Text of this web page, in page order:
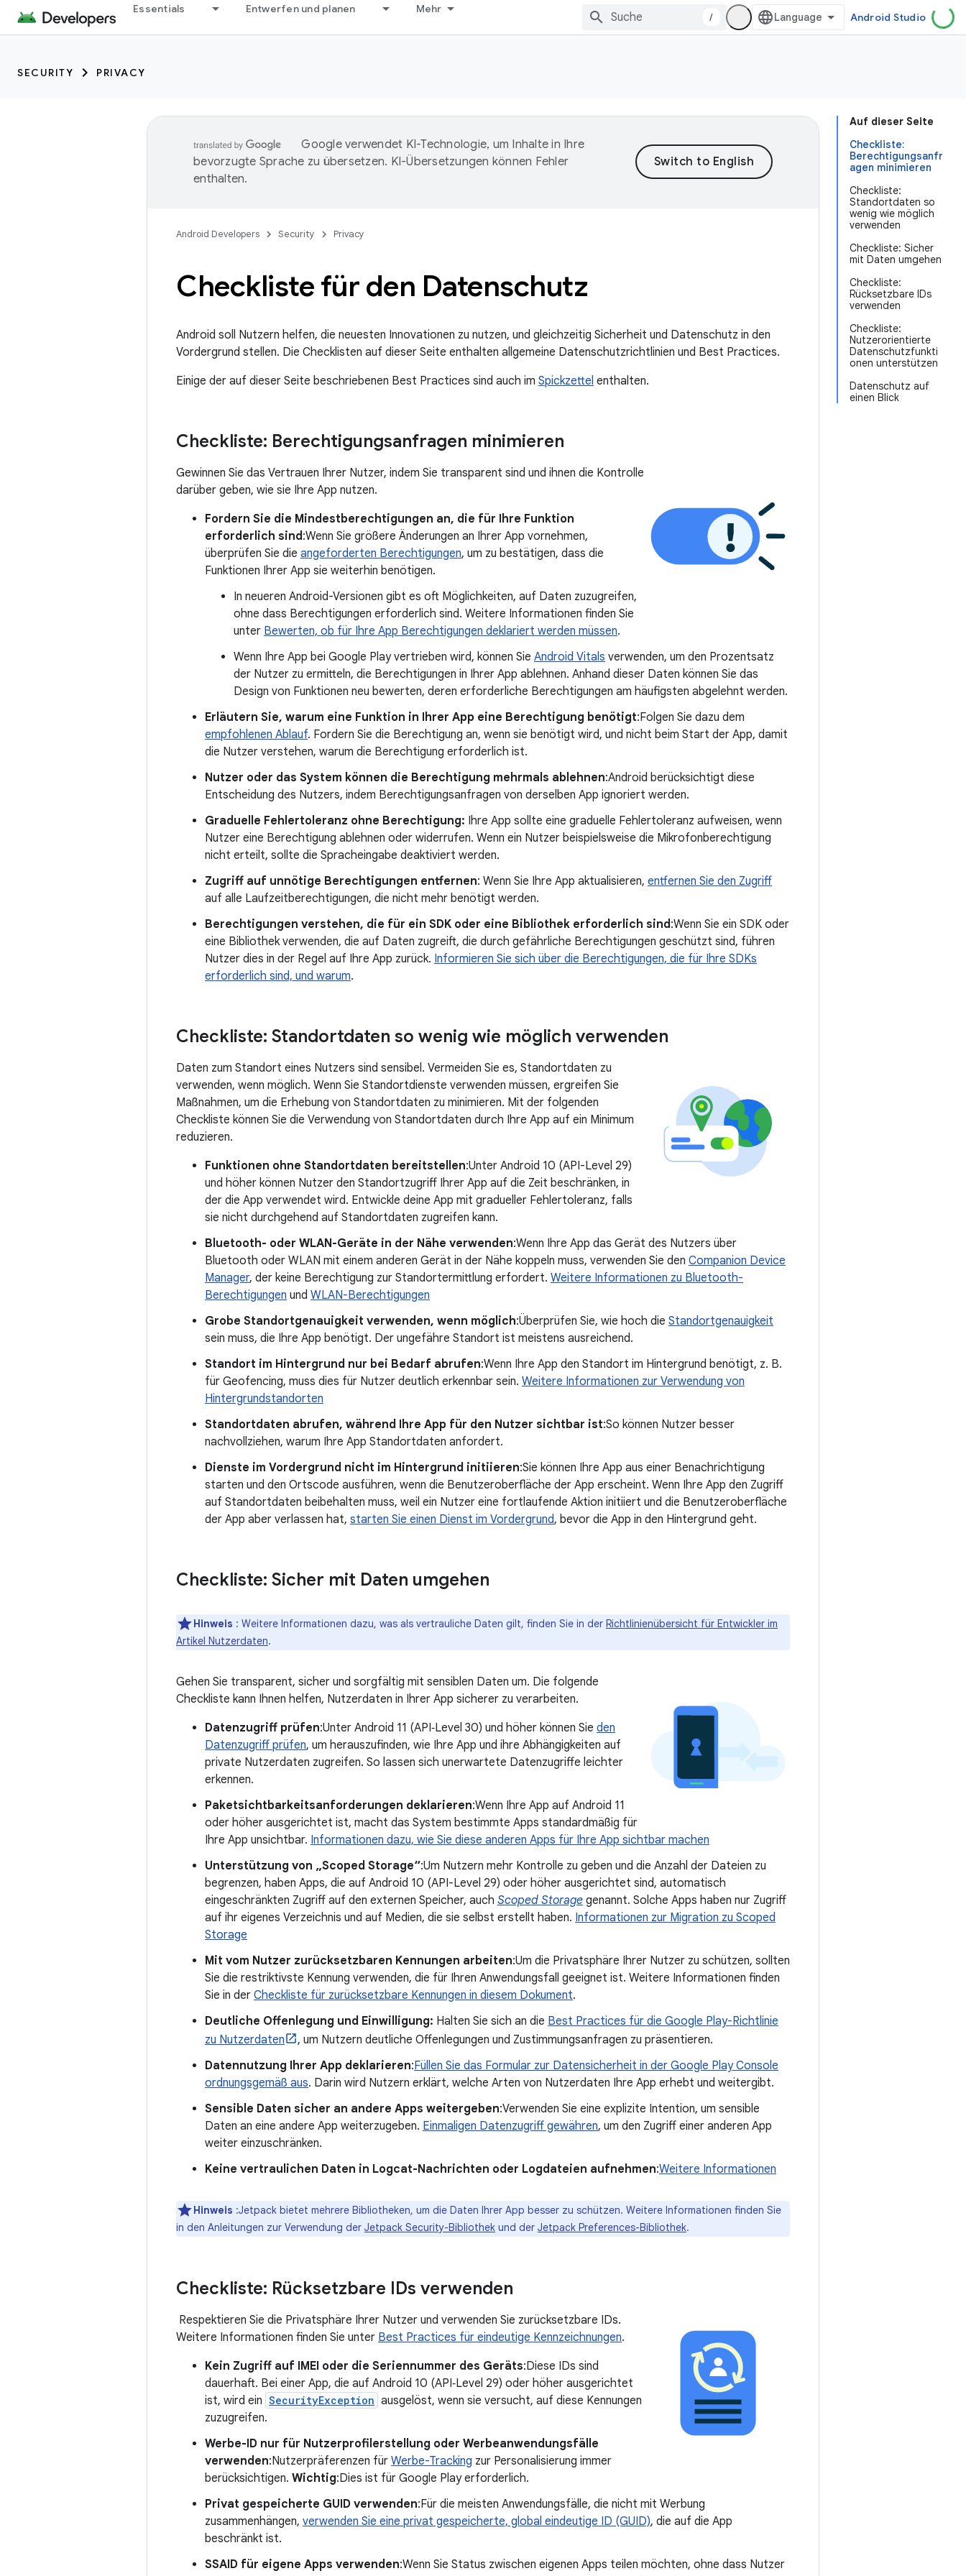
Essentials Entwerfen und planen Mehr
/ Android Studio
SECURITY PRIVACY
Auf dieser Seite
Checkliste:
Berechtigungsanfr
agen minimieren
Checkliste:
Standortdaten so
wenig wie möglich
verwenden
Checkliste: Sicher
mit Daten umgehen
Checkliste:
Rücksetzbare IDs
verwenden
Checkliste:
Nutzerorientierte
Datenschutzfunkti
onen unterstützen
Datenschutz auf
einen Blick
Google verwendet KI-Technologie, um Inhalte in Ihre
bevorzugte Sprache zu übersetzen. KI-Übersetzungen können Fehler
enthalten.
Android Developers Security Privacy
Checkliste für den Datenschutz
Android soll Nutzern helfen, die neuesten Innovationen zu nutzen, und gleichzeitig Sicherheit und Datenschutz in den
Vordergrund stellen. Die Checklisten auf dieser Seite enthalten allgemeine Datenschutzrichtlinien und Best Practices.
Einige der auf dieser Seite beschriebenen Best Practices sind auch im Spickzettel enthalten.
Checkliste: Berechtigungsanfragen minimieren
Gewinnen Sie das Vertrauen Ihrer Nutzer, indem Sie transparent sind und ihnen die Kontrolle
darüber geben, wie sie Ihre App nutzen.
Fordern Sie die Mindestberechtigungen an, die für Ihre Funktion
erforderlich sind:Wenn Sie größere Änderungen an Ihrer App vornehmen,
überprüfen Sie die angeforderten Berechtigungen, um zu bestätigen, dass die
Funktionen Ihrer App sie weiterhin benötigen.
In neueren Android-Versionen gibt es oft Möglichkeiten, auf Daten zuzugreifen,
ohne dass Berechtigungen erforderlich sind. Weitere Informationen finden Sie
unter Bewerten, ob für Ihre App Berechtigungen deklariert werden müssen.
Wenn Ihre App bei Google Play vertrieben wird, können Sie Android Vitals verwenden, um den Prozentsatz
der Nutzer zu ermitteln, die Berechtigungen in Ihrer App ablehnen. Anhand dieser Daten können Sie das
Design von Funktionen neu bewerten, deren erforderliche Berechtigungen am häufigsten abgelehnt werden.
Erläutern Sie, warum eine Funktion in Ihrer App eine Berechtigung benötigt:Folgen Sie dazu dem
empfohlenen Ablauf. Fordern Sie die Berechtigung an, wenn sie benötigt wird, und nicht beim Start der App, damit
die Nutzer verstehen, warum die Berechtigung erforderlich ist.
Nutzer oder das System können die Berechtigung mehrmals ablehnen:Android berücksichtigt diese
Entscheidung des Nutzers, indem Berechtigungsanfragen von derselben App ignoriert werden.
Graduelle Fehlertoleranz ohne Berechtigung: Ihre App sollte eine graduelle Fehlertoleranz aufweisen, wenn
Nutzer eine Berechtigung ablehnen oder widerrufen. Wenn ein Nutzer beispielsweise die Mikrofonberechtigung
nicht erteilt, sollte die Spracheingabe deaktiviert werden.
Zugriff auf unnötige Berechtigungen entfernen: Wenn Sie Ihre App aktualisieren, entfernen Sie den Zugriff
auf alle Laufzeitberechtigungen, die nicht mehr benötigt werden.
Berechtigungen verstehen, die für ein SDK oder eine Bibliothek erforderlich sind:Wenn Sie ein SDK oder
eine Bibliothek verwenden, die auf Daten zugreift, die durch gefährliche Berechtigungen geschützt sind, führen
Nutzer dies in der Regel auf Ihre App zurück. Informieren Sie sich über die Berechtigungen, die für Ihre SDKs
erforderlich sind, und warum.
Checkliste: Standortdaten so wenig wie möglich verwenden
Daten zum Standort eines Nutzers sind sensibel. Vermeiden Sie es, Standortdaten zu
verwenden, wenn möglich. Wenn Sie Standortdienste verwenden müssen, ergreifen Sie
Maßnahmen, um die Erhebung von Standortdaten zu minimieren. Mit der folgenden
Checkliste können Sie die Verwendung von Standortdaten durch Ihre App auf ein Minimum
reduzieren.
Funktionen ohne Standortdaten bereitstellen:Unter Android 10 (API-Level 29)
und höher können Nutzer den Standortzugriff Ihrer App auf die Zeit beschränken, in
der die App verwendet wird. Entwickle deine App mit gradueller Fehlertoleranz, falls
sie nicht durchgehend auf Standortdaten zugreifen kann.
Bluetooth- oder WLAN-Geräte in der Nähe verwenden:Wenn Ihre App das Gerät des Nutzers über
Bluetooth oder WLAN mit einem anderen Gerät in der Nähe koppeln muss, verwenden Sie den Companion Device
Manager, der keine Berechtigung zur Standortermittlung erfordert. Weitere Informationen zu Bluetooth-
Berechtigungen und WLAN-Berechtigungen
Grobe Standortgenauigkeit verwenden, wenn möglich:Überprüfen Sie, wie hoch die Standortgenauigkeit
sein muss, die Ihre App benötigt. Der ungefähre Standort ist meistens ausreichend.
Standort im Hintergrund nur bei Bedarf abrufen:Wenn Ihre App den Standort im Hintergrund benötigt, z. B.
für Geofencing, muss dies für Nutzer deutlich erkennbar sein. Weitere Informationen zur Verwendung von
Hintergrundstandorten
Standortdaten abrufen, während Ihre App für den Nutzer sichtbar ist:So können Nutzer besser
nachvollziehen, warum Ihre App Standortdaten anfordert.
Dienste im Vordergrund nicht im Hintergrund initiieren:Sie können Ihre App aus einer Benachrichtigung
starten und den Ortscode ausführen, wenn die Benutzeroberfläche der App erscheint. Wenn Ihre App den Zugriff
auf Standortdaten beibehalten muss, weil ein Nutzer eine fortlaufende Aktion initiiert und die Benutzeroberfläche
der App aber verlassen hat, starten Sie einen Dienst im Vordergrund, bevor die App in den Hintergrund geht.
Checkliste: Sicher mit Daten umgehen
Hinweis : Weitere Informationen dazu, was als vertrauliche Daten gilt, finden Sie in der Richtlinienübersicht für Entwickler im
Artikel Nutzerdaten.
Gehen Sie transparent, sicher und sorgfältig mit sensiblen Daten um. Die folgende
Checkliste kann Ihnen helfen, Nutzerdaten in Ihrer App sicherer zu verarbeiten.
Datenzugriff prüfen:Unter Android 11 (API‑Level 30) und höher können Sie den
Datenzugriff prüfen, um herauszufinden, wie Ihre App und ihre Abhängigkeiten auf
private Nutzerdaten zugreifen. So lassen sich unerwartete Datenzugriffe leichter
erkennen.
Paketsichtbarkeitsanforderungen deklarieren:Wenn Ihre App auf Android 11
oder höher ausgerichtet ist, macht das System bestimmte Apps standardmäßig für
Ihre App unsichtbar. Informationen dazu, wie Sie diese anderen Apps für Ihre App sichtbar machen
Unterstützung von „Scoped Storage“:Um Nutzern mehr Kontrolle zu geben und die Anzahl der Dateien zu
begrenzen, haben Apps, die auf Android 10 (API-Level 29) oder höher ausgerichtet sind, automatisch
eingeschränkten Zugriff auf den externen Speicher, auch Scoped Storage genannt. Solche Apps haben nur Zugriff
auf ihr eigenes Verzeichnis und auf Medien, die sie selbst erstellt haben. Informationen zur Migration zu Scoped
Storage
Mit vom Nutzer zurücksetzbaren Kennungen arbeiten:Um die Privatsphäre Ihrer Nutzer zu schützen, sollten
Sie die restriktivste Kennung verwenden, die für Ihren Anwendungsfall geeignet ist. Weitere Informationen finden
Sie in der Checkliste für zurücksetzbare Kennungen in diesem Dokument.
Deutliche Offenlegung und Einwilligung: Halten Sie sich an die Best Practices für die Google Play-Richtlinie
zu Nutzerdaten
, um Nutzern deutliche Offenlegungen und Zustimmungsanfragen zu präsentieren.
Datennutzung Ihrer App deklarieren:Füllen Sie das Formular zur Datensicherheit in der Google Play Console
ordnungsgemäß aus. Darin wird Nutzern erklärt, welche Arten von Nutzerdaten Ihre App erhebt und weitergibt.
Sensible Daten sicher an andere Apps weitergeben:Verwenden Sie eine explizite Intention, um sensible
Daten an eine andere App weiterzugeben. Einmaligen Datenzugriff gewähren, um den Zugriff einer anderen App
weiter einzuschränken.
Keine vertraulichen Daten in Logcat-Nachrichten oder Logdateien aufnehmen:Weitere Informationen
Hinweis :Jetpack bietet mehrere Bibliotheken, um die Daten Ihrer App besser zu schützen. Weitere Informationen finden Sie
in den Anleitungen zur Verwendung der Jetpack Security-Bibliothek und der Jetpack Preferences-Bibliothek.
Checkliste: Rücksetzbare IDs verwenden
Respektieren Sie die Privatsphäre Ihrer Nutzer und verwenden Sie zurücksetzbare IDs.
Weitere Informationen finden Sie unter Best Practices für eindeutige Kennzeichnungen.
Kein Zugriff auf IMEI oder die Seriennummer des Geräts:Diese IDs sind
dauerhaft. Bei einer App, die auf Android 10 (API‑Level 29) oder höher ausgerichtet
ist, wird ein SecurityException ausgelöst, wenn sie versucht, auf diese Kennungen
zuzugreifen.
Werbe-ID nur für Nutzerprofilerstellung oder Werbeanwendungsfälle
verwenden:Nutzerpräferenzen für Werbe-Tracking zur Personalisierung immer
berücksichtigen. Wichtig:Dies ist für Google Play erforderlich.
Privat gespeicherte GUID verwenden:Für die meisten Anwendungsfälle, die nicht mit Werbung
zusammenhängen, verwenden Sie eine privat gespeicherte, global eindeutige ID (GUID), die auf die App
beschränkt ist.
SSAID für eigene Apps verwenden:Wenn Sie Status zwischen eigenen Apps teilen möchten, ohne dass Nutzer